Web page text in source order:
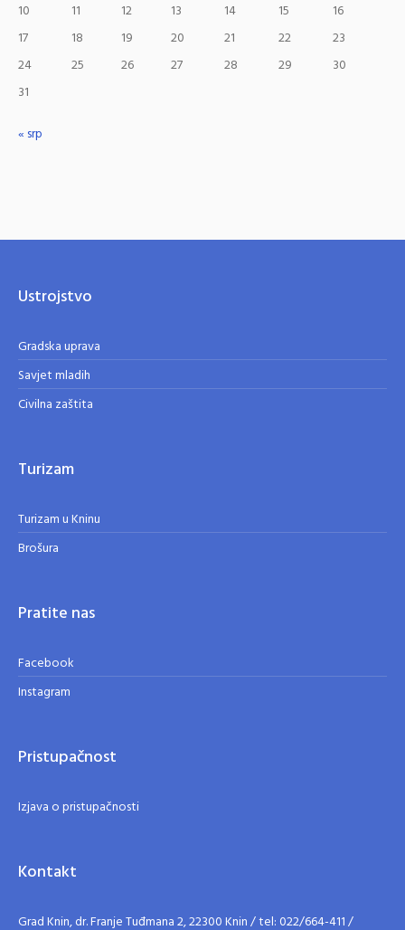
10
11 12 13 14 15
16
17
18 19 20 21 22
23
24
25 26 27 28 29
30
31
« srp
Ustrojstvo
Gradska uprava
Savjet mladih
Civilna zaštita
Turizam
Turizam u Kninu
Brošura
Pratite nas
Facebook
Instagram
Pristupačnost
Izjava o pristupačnosti
Kontakt
Grad Knin, dr. Franje Tuđmana 2, 22300 Knin / tel: 022/664-411 /